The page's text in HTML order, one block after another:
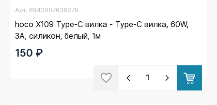
Арт. 6942007636278
hoco X109 Type-C вилка - Type-C вилка, 60W,
3A, силикон, белый, 1м
150 ₽